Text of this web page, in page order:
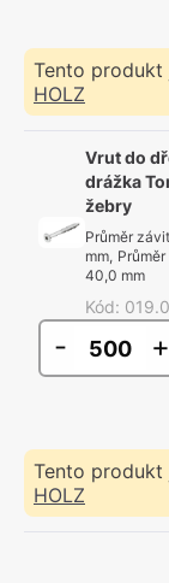
Tento
HOLZ
Vrut do
drážka
žebry
Průměr
mm,
40,0 mm
Kód:
- +
Tento
HOLZ